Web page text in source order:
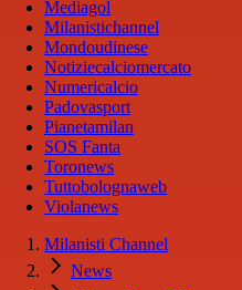
Mediagol
Milanistichannel
Mondoudinese
Notiziecalciomercato
Numericalcio
Padovasport
Pianetamilan
SOS Fanta
Toronews
Tuttobolognaweb
Violanews
Milanisti Channel
News